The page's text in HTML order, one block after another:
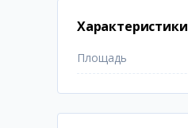
Характеристики
Площадь